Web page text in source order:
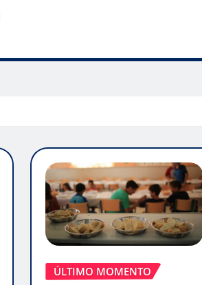
ÚLTIMO MOMENTO